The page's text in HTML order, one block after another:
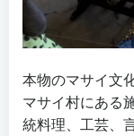
本物のマサイ文
マサイ村にある
統料理、工芸、